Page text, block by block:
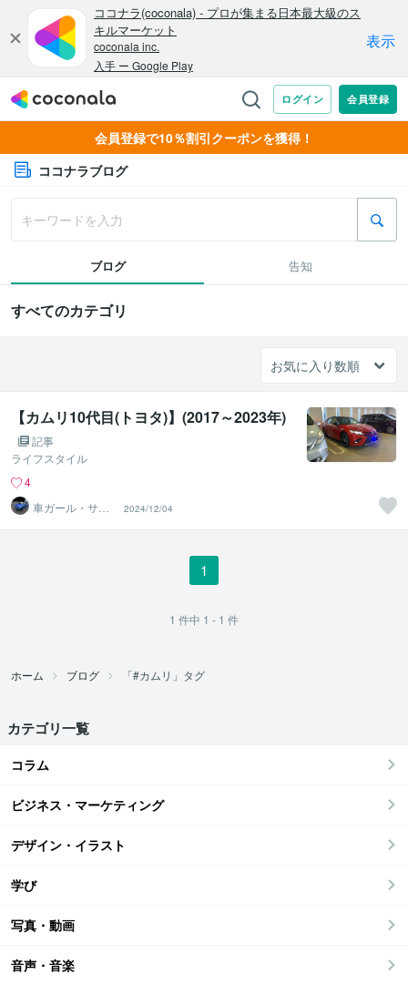
会員登録で10％割引クーポンを獲得！
ココナラブログ
ブログ 告知
すべてのカテゴリ
【カムリ10代目(トヨタ)】(2017～2023年)
記事
ライフスタイル
4
車ガール・サツ
キ＠車選び・購
入サポート
2024/12/04
1
1 件中 1 - 1 件
ホーム ブログ 「#カムリ」タグ
カテゴリ一覧
コラム
ビジネス・マーケティング
デザイン・イラスト
学び
写真・動画
音声・音楽